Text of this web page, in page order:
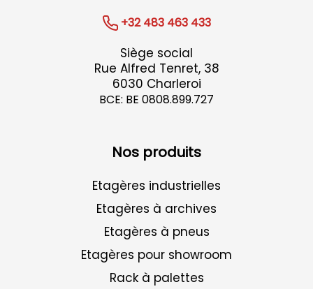
+32 483 463 433
Siège social
Rue Alfred Tenret, 38
6030 Charleroi
BCE: BE 0808.899.727
Nos produits
Etagères industrielles
Etagères à archives
Etagères à pneus
Etagères pour showroom
Rack à palettes